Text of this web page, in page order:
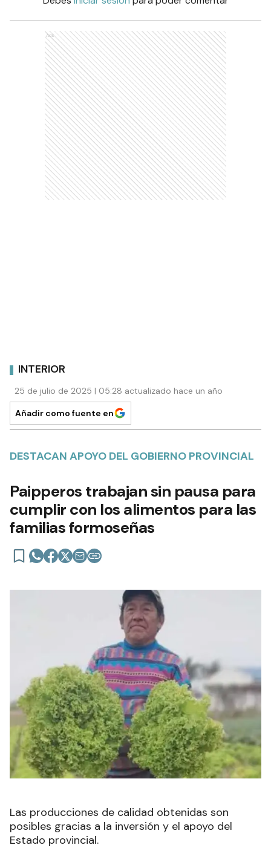
Ads
INTERIOR
25 de julio de 2025 | 05:28 actualizado hace un año
Añadir como fuente en
DESTACAN APOYO DEL GOBIERNO PROVINCIAL
Paipperos trabajan sin pausa para
cumplir con los alimentos para las
familias formoseñas
Las producciones de calidad obtenidas son
posibles gracias a la inversión y el apoyo del
Estado provincial.